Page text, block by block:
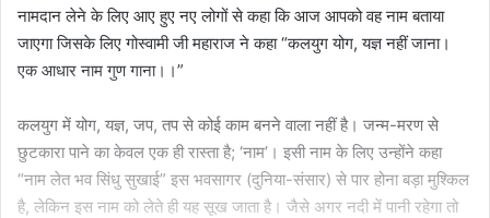
नामदान लेने के लिए आए हुए नए लोगों से कहा कि आज आपको वह नाम बताया
जाएगा जिसके लिए गोस्वामी जी महाराज ने कहा “कलयुग योग, यज्ञ नहीं जाना।
एक आधार नाम गुण गाना।।”
कलयुग में योग, यज्ञ, जप, तप से कोई काम बनने वाला नहीं है। जन्म-मरण से
छुटकारा पाने का केवल एक ही रास्ता है; ‘नाम’। इसी नाम के लिए उन्होंने कहा
“नाम लेत भव सिंधु सुखाई” इस भवसागर (दुनिया-संसार) से पार होना बड़ा मुश्किल
है, लेकिन इस नाम को लेते ही यह सूख जाता है। जैसे अगर नदी में पानी रहेगा तो